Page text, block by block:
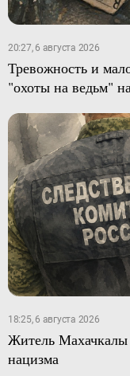
20:27, 6 августа 2026
Тревожность и
"охоты на ведьм"
18:25, 6 августа 2026
Житель Махачкалы
нацизма